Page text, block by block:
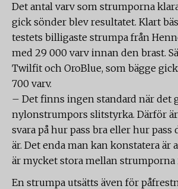
Det antal varv som strumporna
gick sönder blev resultatet. Klart
testets billigaste strumpa från
med 29 000 varv innan den brast.
Twilfit och OroBlue, som bägge
700 varv.
– Det finns ingen standard när det
nylonstrumpors slitstyrka. Därför
svara på hur pass bra eller hur
är. Det enda man kan konstatera är
är mycket stora mellan strumporna
En strumpa utsätts även för